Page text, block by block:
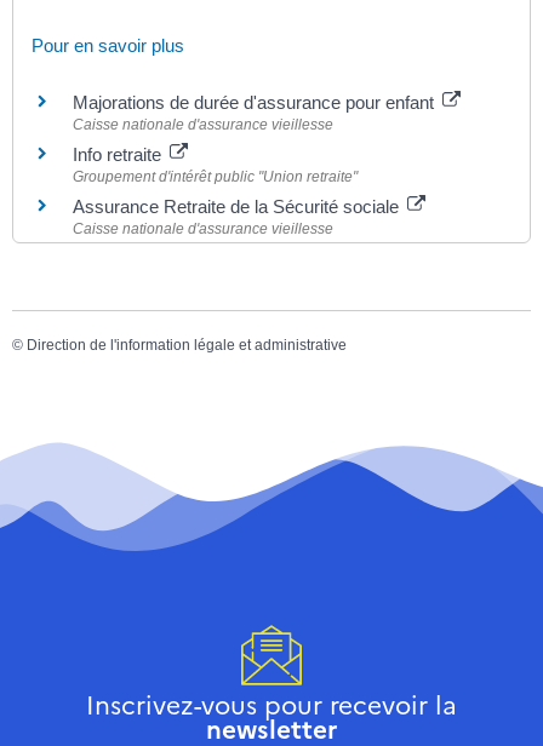
Pour en savoir plus
Majorations de durée d'assurance pour enfant
Caisse nationale d'assurance vieillesse
Info retraite
Groupement d'intérêt public "Union retraite"
Assurance Retraite de la Sécurité sociale
Caisse nationale d'assurance vieillesse
© Direction de l'information légale et administrative
Inscrivez-vous pour recevoir la
newsletter